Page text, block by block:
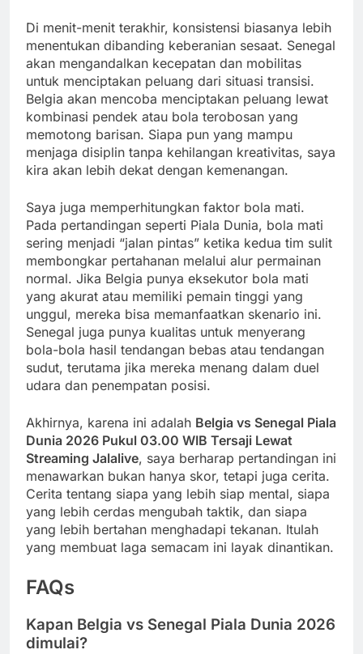
Di menit-menit terakhir, konsistensi biasanya lebih
menentukan dibanding keberanian sesaat. Senegal
akan mengandalkan kecepatan dan mobilitas
untuk menciptakan peluang dari situasi transisi.
Belgia akan mencoba menciptakan peluang lewat
kombinasi pendek atau bola terobosan yang
memotong barisan. Siapa pun yang mampu
menjaga disiplin tanpa kehilangan kreativitas, saya
kira akan lebih dekat dengan kemenangan.
Saya juga memperhitungkan faktor bola mati.
Pada pertandingan seperti Piala Dunia, bola mati
sering menjadi “jalan pintas” ketika kedua tim sulit
membongkar pertahanan melalui alur permainan
normal. Jika Belgia punya eksekutor bola mati
yang akurat atau memiliki pemain tinggi yang
unggul, mereka bisa memanfaatkan skenario ini.
Senegal juga punya kualitas untuk menyerang
bola-bola hasil tendangan bebas atau tendangan
sudut, terutama jika mereka menang dalam duel
udara dan penempatan posisi.
Akhirnya, karena ini adalah Belgia vs Senegal Piala
Dunia 2026 Pukul 03.00 WIB Tersaji Lewat
Streaming Jalalive, saya berharap pertandingan ini
menawarkan bukan hanya skor, tetapi juga cerita.
Cerita tentang siapa yang lebih siap mental, siapa
yang lebih cerdas mengubah taktik, dan siapa
yang lebih bertahan menghadapi tekanan. Itulah
yang membuat laga semacam ini layak dinantikan.
FAQs
Kapan Belgia vs Senegal Piala Dunia 2026
dimulai?